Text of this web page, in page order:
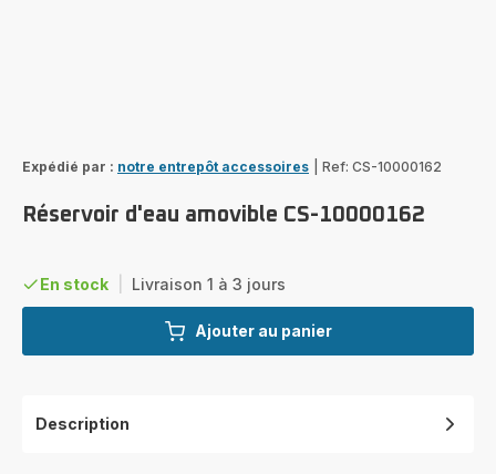
Expédié par : notre entrepôt accessoires Ref: CS-10000162
Réservoir d'eau amovible CS-10000162
En stock Livraison 1 à 3 jours
Ajouter au panier
Description